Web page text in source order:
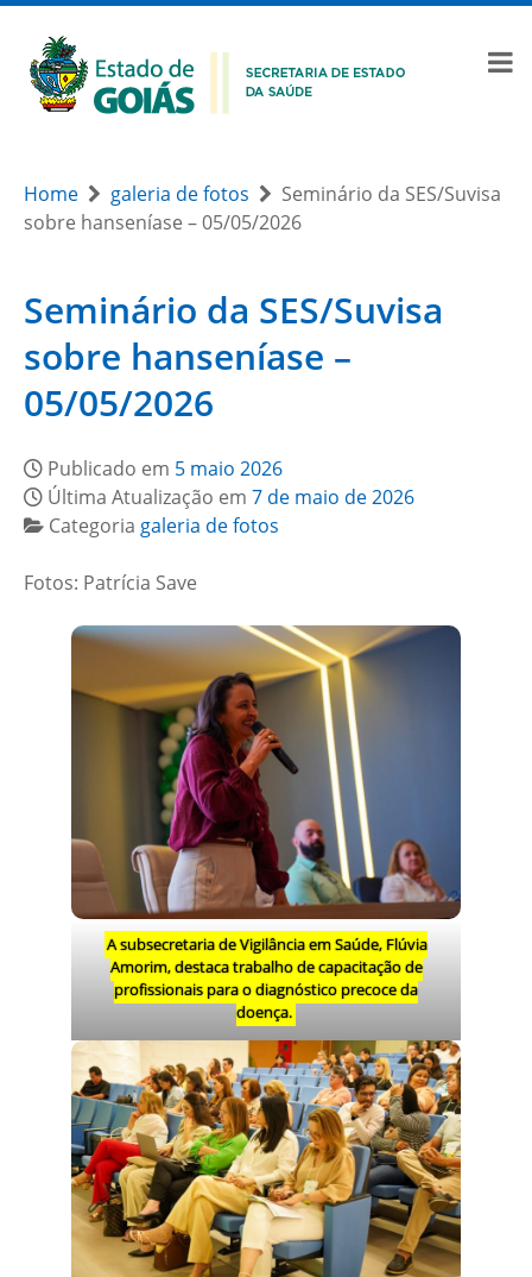
Home galeria de fotos
Seminário da SES/Suvisa
sobre hanseníase – 05/05/2026
Seminário da SES/Suvisa
sobre hanseníase –
05/05/2026
Publicado em 5 maio 2026
Última Atualização em 7 de maio de 2026
Categoria galeria de fotos
Fotos: Patrícia Save
A subsecretaria de Vigilância em Saúde, Flúvia
Amorim, destaca trabalho de capacitação de
profissionais para o diagnóstico precoce da
doença.